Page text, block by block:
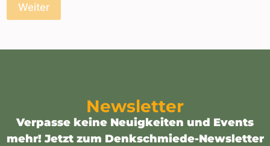
Weiter
Newsletter
Verpasse keine Neuigkeiten und Events
mehr! Jetzt zum Denkschmiede-Newsletter